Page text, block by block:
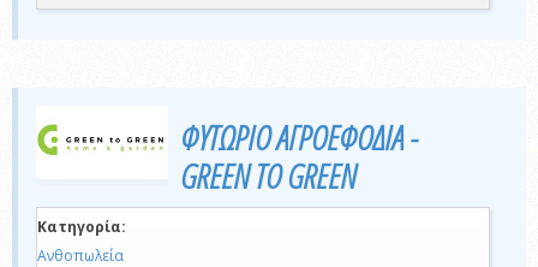
ΦΥΤΩΡΙΟ ΑΓΡΟΕΦΟΔΙΑ -
GREEN TO GREEN
Κατηγορία:
Ανθοπωλεία